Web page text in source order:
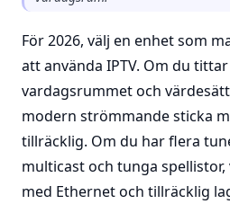
För 2026, välj en enhet som
att använda IPTV. Om du
vardagsrummet och
modern strömmande sticka
tillräcklig. Om du har flera
multicast och tunga spellistor,
med Ethernet och tillräcklig